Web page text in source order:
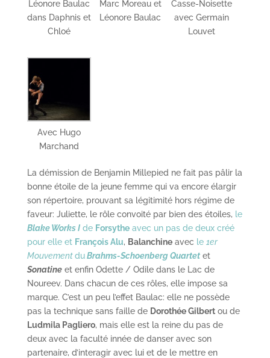
Léonore Baulac
dans Daphnis et
Chloé
Marc Moreau et
Léonore Baulac
Casse-Noisette
avec Germain
Louvet
Avec Hugo
Marchand
La démission de Benjamin Millepied ne fait pas pâlir la
bonne étoile de la jeune femme qui va encore élargir
son répertoire, prouvant sa légitimité hors régime de
faveur: Juliette, le rôle convoité par bien des étoiles, le
Blake Works Ide Forsytheavec un pas de deux créé
pour elle et François Alu, Balanchineavec le 1er
MouvementduBrahms-Schoenberg Quartetet
Sonatineet enfin Odette / Odile dans le Lac de
Noureev. Dans chacun de ces rôles, elle impose sa
marque. C’est un peu l’effet Baulac: elle ne possède
pas la technique sans faille de Dorothée Gilbertou de
Ludmila Pagliero, mais elle est la reine du pas de
deux avec la faculté innée de danser avec son
partenaire, d’interagir avec lui et de le mettre en